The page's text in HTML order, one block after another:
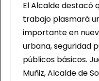
El Alcalde destacó
trabajo plasmará
importante en
urbana, seguridad
públicos básicos.
Muñiz, Alcalde de